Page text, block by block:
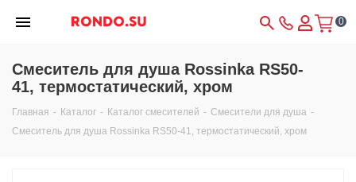
0
Смеситель для душа Rossinka RS50-
41, термостатический, хром
Главная - Каталог - Каталог смесителей - Смесители для душа -
Смеситель для душа Rossinka RS50-41, термостатический, хром